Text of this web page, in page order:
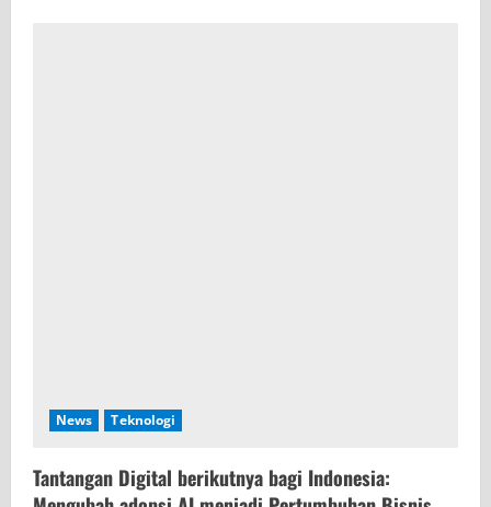
News Teknologi
Tantangan Digital berikutnya bagi Indonesia: